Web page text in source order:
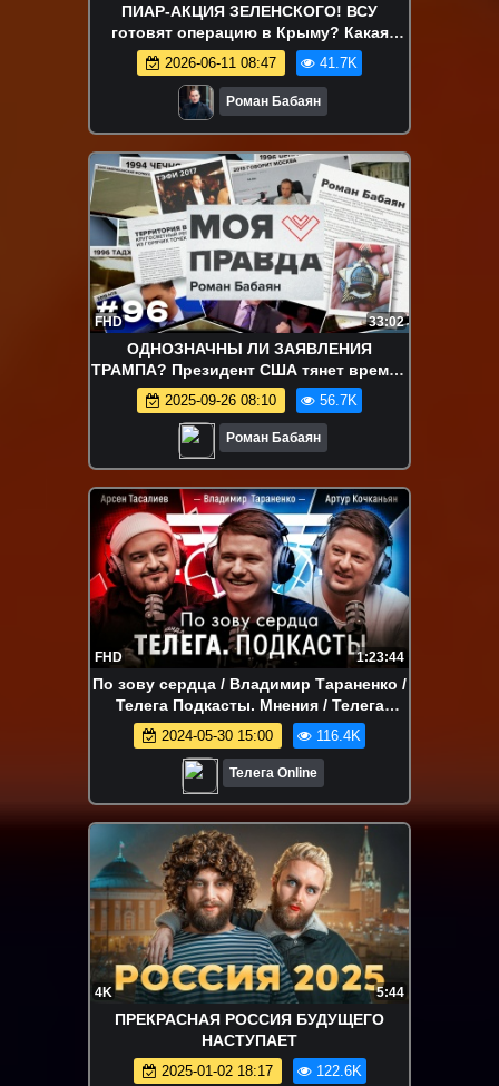
ПИАР-АКЦИЯ ЗЕЛЕНСКОГО! ВСУ
готовят операцию в Крыму? Какая
стратегия у России? | «Моя правда»
2026-06-11 08:47 41.7K
Роман Бабаян
FHD 33:02
ОДНОЗНАЧНЫ ЛИ ЗАЯВЛЕНИЯ
ТРАМПА? Президент США тянет время?
Что происходит? | «Моя правда»
2025-09-26 08:10 56.7K
Роман Бабаян
FHD 1:23:44
По зову сердца / Владимир Тараненко /
Телега Подкасты. Мнения / Телега
Online
2024-05-30 15:00 116.4K
Телега Online
4K 5:44
ПРЕКРАСНАЯ РОССИЯ БУДУЩЕГО
НАСТУПАЕТ
2025-01-02 18:17 122.6K